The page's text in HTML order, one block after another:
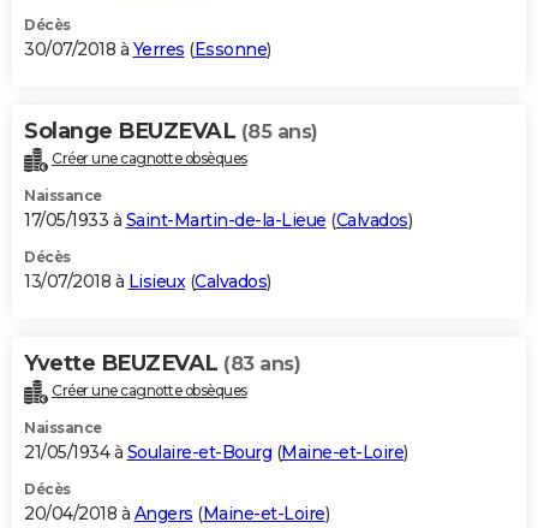
Décès
30/07/2018 à Yerres (Essonne)
Solange BEUZEVAL (85 ans)
Créer une cagnotte obsèques
Naissance
17/05/1933 à Saint-Martin-de-la-Lieue (Calvados)
Décès
13/07/2018 à Lisieux(Calvados)
Yvette BEUZEVAL (83 ans)
Créer une cagnotte obsèques
Naissance
21/05/1934 à Soulaire-et-Bourg (Maine-et-Loire)
Décès
20/04/2018 à Angers (Maine-et-Loire)